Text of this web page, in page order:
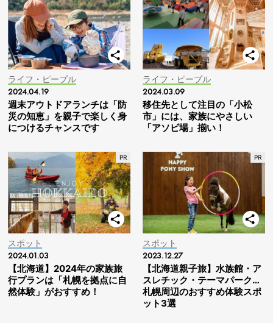
ライフ・ピープル
2024.04.19
週末アウトドアランチは「防
災の知恵」を親子で楽しく身
につけるチャンスです
ライフ・ピープル
2024.03.09
移住先として注目の「小松
市」には、家族にやさしい
「アソビ場」揃い！
スポット
2024.01.03
【北海道】2024年の家族旅
行プランは「札幌を拠点に自
然体験」がおすすめ！
スポット
2023.12.27
【北海道親子旅】水族館・ア
スレチック・テーマパーク…
札幌周辺のおすすめ体験スポ
ット3選